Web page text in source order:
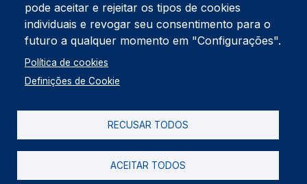
Rua Prior Guerra
Edifício do Centro Cultural da Gafanha da Nazaré
3830-556 Gafanha da Nazaré
Rodapé
Cookies
Política de Privacidade
pode aceitar e rejeitar os tipos de cookies
individuais e revogar seu consentimento para o
futuro a qualquer momento em "Configurações".
Política de cookies
Definições de Cookie
RECUSAR TODOS
ACEITAR TODOS